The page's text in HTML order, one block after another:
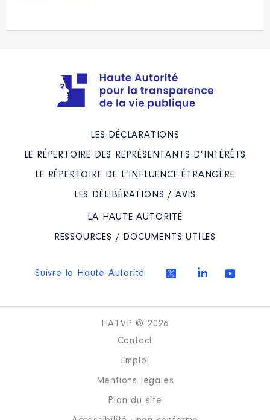
LES DÉCLARATIONS
LE RÉPERTOIRE DES REPRÉSENTANTS D’INTÉRÊTS
LE RÉPERTOIRE DE L’INFLUENCE ÉTRANGÈRE
LES DÉLIBÉRATIONS / AVIS
LA HAUTE AUTORITÉ
RESSOURCES / DOCUMENTS UTILES
Suivre la Haute Autorité
HATVP © 2026
Contact
Emploi
Mentions légales
Plan du site